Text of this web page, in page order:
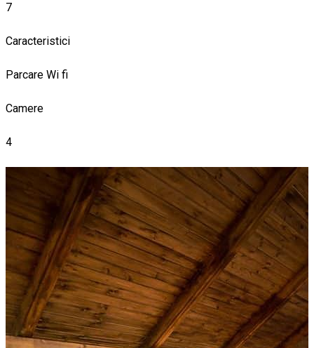
7
Caracteristici
Parcare Wi fi
Camere
4